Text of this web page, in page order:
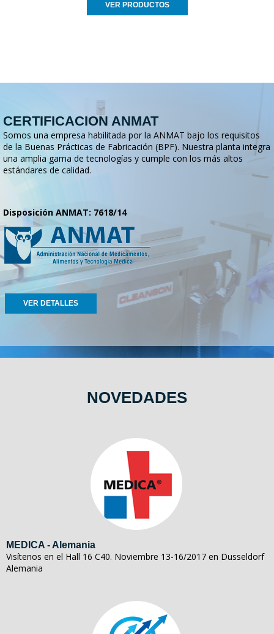
VER PRODUCTOS
CERTIFICACION ANMAT
Somos una empresa habilitada por la ANMAT bajo los requisitos
de la Buenas Prácticas de Fabricación (BPF). Nuestra planta integra
una amplia gama de tecnologías y cumple con los más altos
estándares de calidad.
Disposición ANMAT: 7618/14
VER DETALLES
NOVEDADES
MEDICA - Alemania
Visítenos en el Hall 16 C40. Noviembre 13-16/2017 en Dusseldorf
Alemania